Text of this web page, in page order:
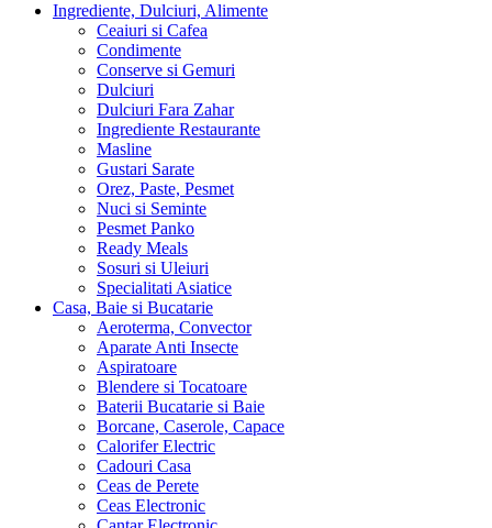
Ingrediente, Dulciuri, Alimente
Ceaiuri si Cafea
Condimente
Conserve si Gemuri
Dulciuri
Dulciuri Fara Zahar
Ingrediente Restaurante
Masline
Gustari Sarate
Orez, Paste, Pesmet
Nuci si Seminte
Pesmet Panko
Ready Meals
Sosuri si Uleiuri
Specialitati Asiatice
Casa, Baie si Bucatarie
Aeroterma, Convector
Aparate Anti Insecte
Aspiratoare
Blendere si Tocatoare
Baterii Bucatarie si Baie
Borcane, Caserole, Capace
Calorifer Electric
Cadouri Casa
Ceas de Perete
Ceas Electronic